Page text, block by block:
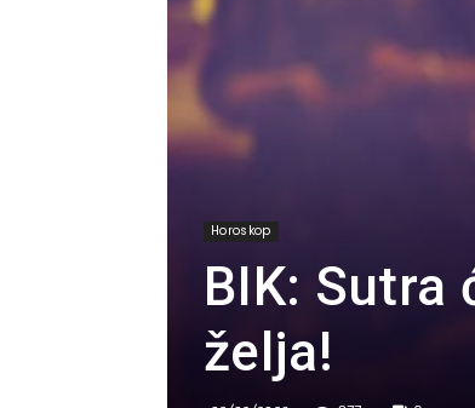
Horoskop
BIK: Sutra
želja!